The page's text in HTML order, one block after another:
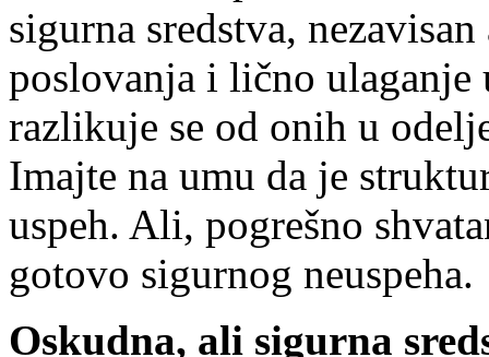
sigurna sredstva,
poslovanja i lično ulaganje
razlikuje se od onih u
Imajte na umu da je
uspeh. Ali, pogrešno
gotovo sigurnog neuspeha.
Oskudna, ali sigurna